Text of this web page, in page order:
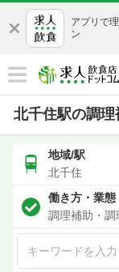
アプリで
ン
北千住駅の調
地域/駅
北千住
働き方・業
調理補助・調